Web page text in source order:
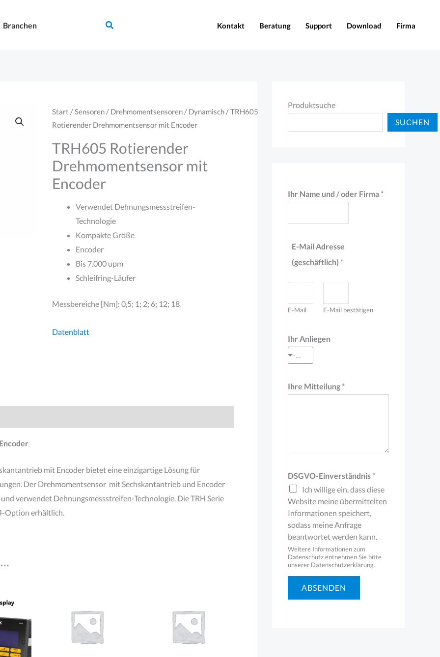
Branchen Suchen Kontakt Beratung Support Download Firma
Start /Sensoren/ Drehmomentsensoren/ Dynamisch/ TRH605
Rotierender Drehmomentsensor mit Encoder
TRH605 Rotierender
Drehmomentsensor mit
Encoder
Verwendet Dehnungsmessstreifen-
Technologie
Kompakte Größe
Encoder
Bis 7.000 upm
Schleifring-Läufer
Messbereiche [Nm]: 0,5; 1; 2; 6; 12; 18
Datenblatt
mit Encoder bietet eine einzigartige Lösung für
Der Drehmomentsensor mit Sechskantantrieb und Encoder
verwendet Dehnungsmessstreifen-Technologie. Die TRH Serie
Option erhältlich.
…
Produktsuche
SUCHEN
Ihr Name und / oder Firma *
E-Mail Adresse
(geschäftlich) *
E-Mail E-Mail bestätigen
Ihr Anliegen
--- Auswahl treffen ---
h
Ihre Mitteilung *
DSGVO-Einverständnis *
Ich willige ein, dass diese
Website meine übermittelten
Informationen speichert,
sodass meine Anfrage
beantwortet werden kann.
Weitere Informationen zum
Datenschutz entnehmen Sie bitte
unserer Datenschutzerklärung.
ABSENDEN